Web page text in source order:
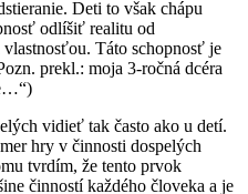
Deti to však chápu
odlíšiť realitu od
Táto schopnosť je
prekl.: moja 3-ročná dcéra
vidieť tak často ako u detí.
hry v činnosti dospelých
tvrdím, že tento prvok
činností každého človeka a je